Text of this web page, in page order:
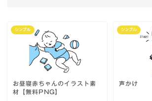
シンプル
お昼寝赤ちゃんのイラスト素
材【無料PNG】
シンプル
声かけ